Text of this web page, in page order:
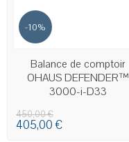
-10%
EN STOCK
Balance de comptoir
OHAUS DEFENDER™
3000-i-D33
450,00 €
405,00 €